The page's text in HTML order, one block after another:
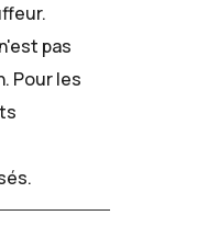
pas
Pour les